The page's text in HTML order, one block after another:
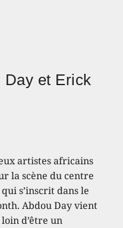
Day et Erick
artistes africains
la scène du centre
s’inscrit dans le
Abdou Day vient
d’être un